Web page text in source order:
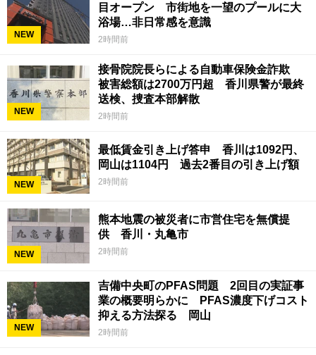
NEW
目オープン 市街地を一望のプールに大
浴場…非日常感を意識
2時間前
NEW
接骨院院長らによる自動車保険金詐欺
被害総額は2700万円超 香川県警が最終
送検、捜査本部解散
2時間前
NEW
最低賃金引き上げ答申 香川は1092円、
岡山は1104円 過去2番目の引き上げ額
2時間前
NEW
熊本地震の被災者に市営住宅を無償提
供 香川・丸亀市
2時間前
NEW
吉備中央町のPFAS問題 2回目の実証事
業の概要明らかに PFAS濃度下げコスト
抑える方法探る 岡山
2時間前